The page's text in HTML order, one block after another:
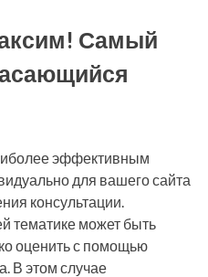
Самый
эффективным
для вашего сайта
консультации.
тематике может быть
оценить с помощью
В этом случае